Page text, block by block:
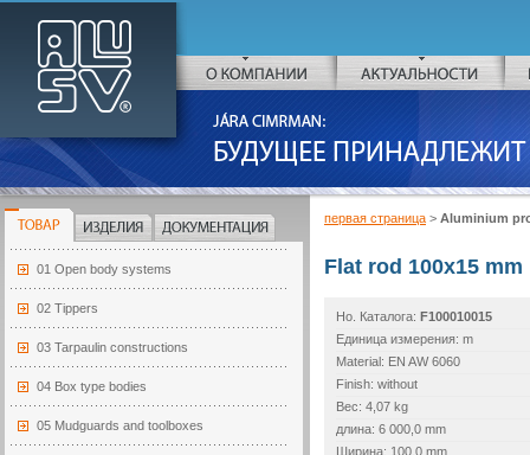
ALU-SV
О КОМПАНИИ АКТУАЛЬНОСТИ
JARA CIMRMAN:
БУДУЩЕЕ ПРИНАДЛЕЖИТ
ТОВАР
01 Open body systems
02 Tippers
03 Tarpaulin constructions
04 Box type bodies
05 Mudguards and toolboxes
ИЗДЕЛИЯ ДОКУМЕНТАЦИЯ
первая страница > Aluminium
Flat rod 100x15 mm
Но. Каталогa: F100010015
Единица измерения: m
Material: EN AW 6060
Finish: without
Вес: 4,07 kg
длина: 6 000,0 mm
Ширина: 100,0 mm